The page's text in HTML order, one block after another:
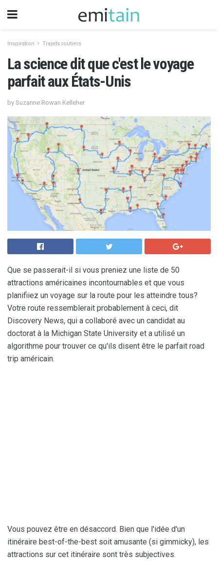
Inspiration Trajets routiers
La science dit que c'est le voyage
parfait aux États-Unis
by Suzanne Rowan Kelleher
Que se passerait-il si vous preniez une liste de 50
attractions américaines incontournables et que vous
planifiiez un voyage sur la route pour les atteindre tous?
Votre route ressemblerait probablement à ceci, dit
Discovery News, qui a collaboré avec un candidat au
doctorat à la Michigan State University et a utilisé un
algorithme pour trouver ce qu'ils disent être le parfait road
trip américain.
Vous pouvez être en désaccord. Bien que l'idée d'un
itinéraire best-of-the-best soit amusante (si gimmicky), les
attractions sur cet itinéraire sont très subjectives.